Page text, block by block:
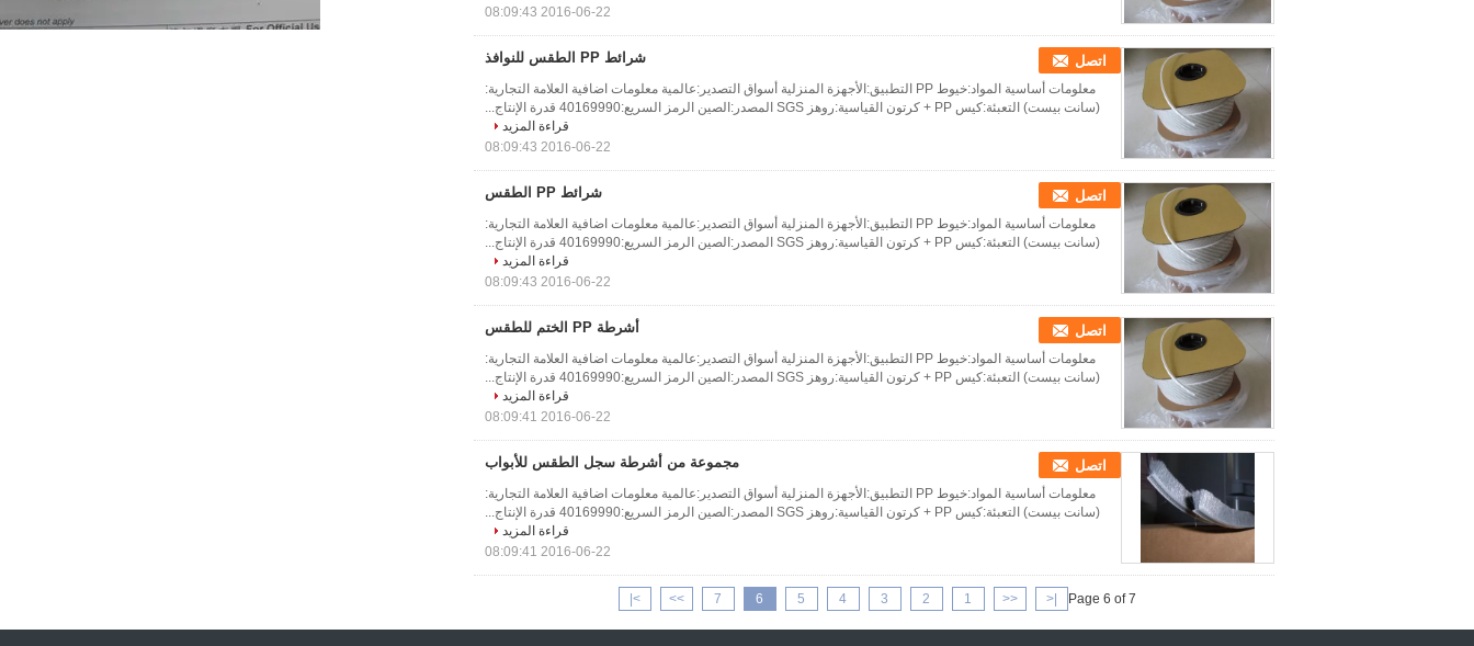
2016-06-22 08:09:43
شرائط PP الطقس للنوافذ اتصل
معلومات أساسية المواد:خيوط PP التطبيق:الأجهزة المنزلية أسواق التصدير:عالمية معلومات اضافية العلامة التجارية:
(سانت بيست) التعبئة:كيس PP + كرتون القياسية:روهز SGS المصدر:الصين الرمز السريع:40169990 قدرة الإنتاج...
قراءة المزيد
2016-06-22 08:09:43
شرائط PP الطقس اتصل
معلومات أساسية المواد:خيوط PP التطبيق:الأجهزة المنزلية أسواق التصدير:عالمية معلومات اضافية العلامة التجارية:
(سانت بيست) التعبئة:كيس PP + كرتون القياسية:روهز SGS المصدر:الصين الرمز السريع:40169990 قدرة الإنتاج...
قراءة المزيد
2016-06-22 08:09:43
أشرطة PP الختم للطقس اتصل
معلومات أساسية المواد:خيوط PP التطبيق:الأجهزة المنزلية أسواق التصدير:عالمية معلومات اضافية العلامة التجارية:
(سانت بيست) التعبئة:كيس PP + كرتون القياسية:روهز SGS المصدر:الصين الرمز السريع:40169990 قدرة الإنتاج...
قراءة المزيد
2016-06-22 08:09:41
مجموعة من أشرطة سجل الطقس للأبواب اتصل
معلومات أساسية المواد:خيوط PP التطبيق:الأجهزة المنزلية أسواق التصدير:عالمية معلومات اضافية العلامة التجارية:
(سانت بيست) التعبئة:كيس PP + كرتون القياسية:روهز SGS المصدر:الصين الرمز السريع:40169990 قدرة الإنتاج...
قراءة المزيد
2016-06-22 08:09:41
Page 6 of 7
|<
<<
1
2
3
4
5
6
7
>>
>|